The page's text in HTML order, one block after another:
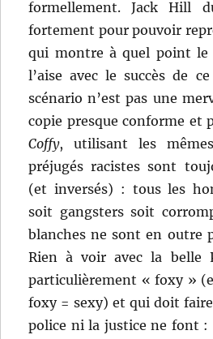
formellement. Jack Hill
fortement pour pouvoir
qui montre à quel point
l’aise avec le succès de
scénario n’est pas une
copie presque conforme et
Coffy, utilisant les
préjugés racistes sont
(et inversés) : tous les
soit gangsters soit
blanches ne sont en outre
Rien à voir avec la belle
particulièrement « foxy »
foxy = sexy) et qui doit
police ni la justice ne font